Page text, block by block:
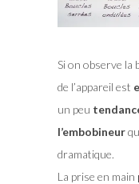
Si on observe la
de l’appareil est
un peu
l’embobineur
dramatique.
La prise en main